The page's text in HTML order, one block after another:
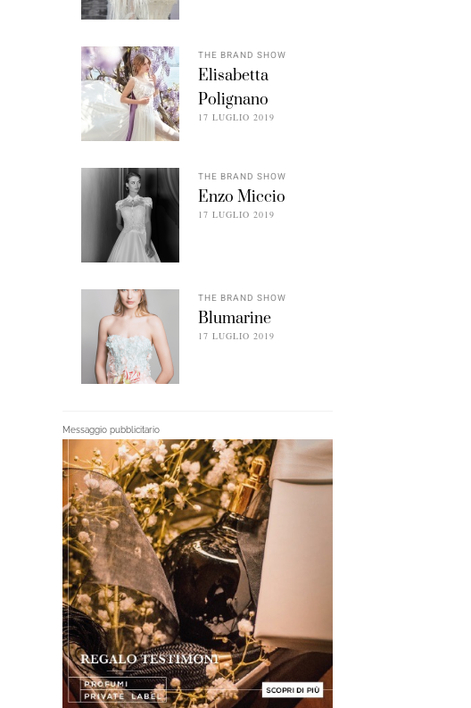
THE BRAND SHOW
Elisabetta
Polignano
17 LUGLIO 2019
THE BRAND SHOW
Enzo Miccio
17 LUGLIO 2019
THE BRAND SHOW
Blumarine
17 LUGLIO 2019
Messaggio pubblicitario